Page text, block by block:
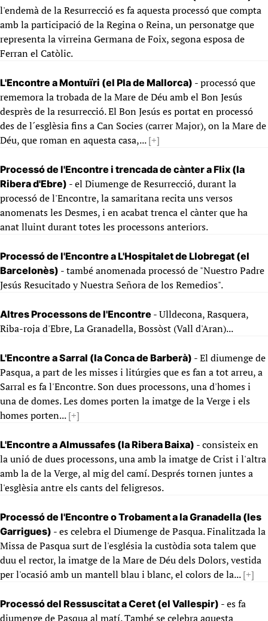
l'endemà de la Resurrecció es fa aquesta processó que compta
amb la participació de la Regina o Reina, un personatge que
representa la virreina Germana de Foix, segona esposa de
Ferran el Catòlic.
L'Encontre a Montuïri (el Pla de Mallorca) - processó que
rememora la trobada de la Mare de Déu amb el Bon Jesús
desprès de la resurrecció. El Bon Jesús es portat en processó
des de l´esglèsia fins a Can Socies (carrer Major), on la Mare de
Déu, que roman en aquesta casa,...[+]
Processó de l'Encontre i trencada de cànter a Flix (la
Ribera d'Ebre) - el Diumenge de Resurrecció, durant la
processó de l'Encontre, la samaritana recita uns versos
anomenats les Desmes, i en acabat trenca el cànter que ha
anat lluint durant totes les processons anteriors.
Processó de l'Encontre a L'Hospitalet de Llobregat (el
Barcelonès) - també anomenada processó de "Nuestro Padre
Jesús Resucitado y Nuestra Señora de los Remedios".
Altres Processons de l'Encontre - Ulldecona, Rasquera,
Riba-roja d'Ebre, La Granadella, Bossòst (Vall d'Aran)...
L'Encontre a Sarral (la Conca de Barberà) - El diumenge de
Pasqua, a part de les misses i litúrgies que es fan a tot arreu, a
Sarral es fa l'Encontre. Son dues processons, una d'homes i
una de domes. Les domes porten la imatge de la Verge i els
homes porten...[+]
L'Encontre a Almussafes (la Ribera Baixa) - consisteix en
la unió de dues processons, una amb la imatge de Crist i l'altra
amb la de la Verge, al mig del camí. Després tornen juntes a
l'esglèsia antre els cants del feligresos.
Processó de l'Encontre o Trobament a la Granadella (les
Garrigues) - es celebra el Diumenge de Pasqua. Finalitzada la
Missa de Pasqua surt de l'església la custòdia sota talem que
duu el rector, la imatge de la Mare de Déu dels Dolors, vestida
per l'ocasió amb un mantell blau i blanc, el colors de la...[+]
Processó del Ressuscitat a Ceret (el Vallespir) - es fa
diumenge de Pasqua al matí. També se celebra aquesta